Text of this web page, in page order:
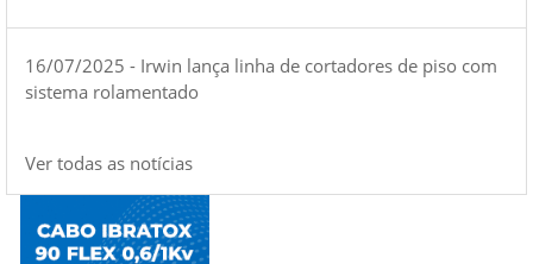
16/07/2025 - Irwin lança linha de cortadores de piso com
sistema rolamentado
Ver todas as notícias